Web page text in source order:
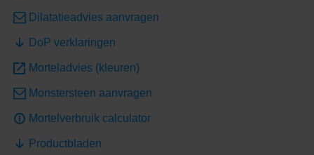
Dilatatieadvies aanvragen
DoP verklaringen
Morteladvies (kleuren)
Monstersteen aanvragen
Mortelverbruik calculator
Productbladen